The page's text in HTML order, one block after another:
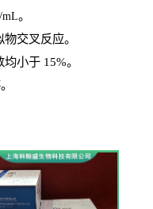
mL。
交叉反应。
均小于15%。